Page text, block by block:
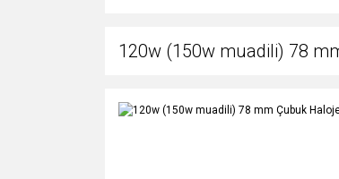
120w (150w muadili) 78